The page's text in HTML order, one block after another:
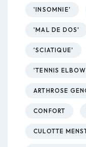
'INSOMNIE'
'MAL DE DOS'
'SCIATIQUE'
'TENNIS
ARTHROSE
CONFORT
CULOTTE